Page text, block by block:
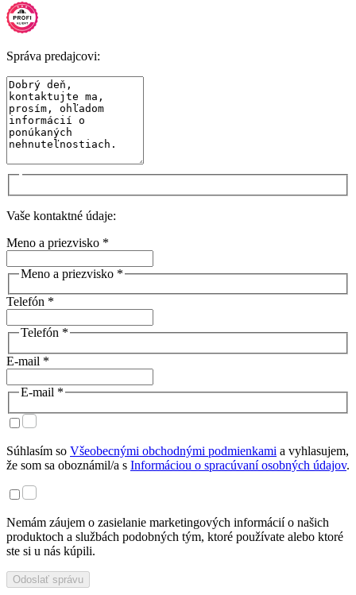
Správa predajcovi:
Vaše kontaktné údaje:
Meno a priezvisko *
Meno a priezvisko *
Telefón *
Telefón *
E-mail *
E-mail *
Súhlasím so Všeobecnými obchodnými podmienkami a vyhlasujem,
že som sa oboznámil/a s Informáciou o spracúvaní osobných údajov.
Nemám záujem o zasielanie marketingových informácií o našich
produktoch a službách podobných tým, ktoré používate alebo ktoré
ste si u nás kúpili.
Odoslať správu